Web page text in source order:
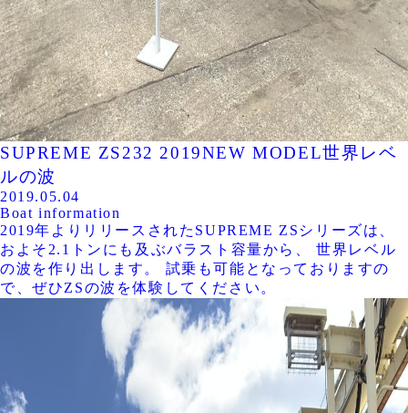
SUPREME ZS232 2019NEW MODEL世界レベ
ルの波
2019.05.04
Boat information
2019年よりリリースされたSUPREME ZSシリーズは、
およそ2.1トンにも及ぶバラスト容量から、 世界レベル
の波を作り出します。 試乗も可能となっておりますの
で、ぜひZSの波を体験してください。